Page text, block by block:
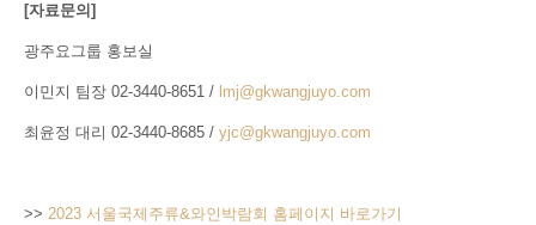
[자료문의]
광주요그룹 홍보실
이민지 팀장 02-3440-8651 / lmj@gkwangjuyo.com
최윤정 대리 02-3440-8685 / yjc@gkwangjuyo.com
>> 2023 서울국제주류&와인박람회 홈페이지 바로가기